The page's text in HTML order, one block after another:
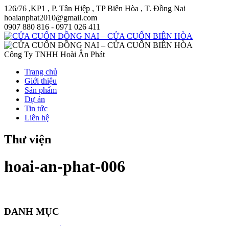
126/76 ,KP1 , P. Tân Hiệp , TP Biên Hòa , T. Đồng Nai
hoaianphat2010@gmail.com
0907 880 816 - 0971 026 411
Công Ty TNHH Hoài Ân Phát
Trang chủ
Giới thiệu
Sản phẩm
Dự án
Tin tức
Liên hệ
Thư viện
hoai-an-phat-006
DANH MỤC